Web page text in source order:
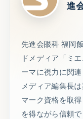
進
先進会眼科 福岡
ドメディア「ミ
ーマに視力に関
メディア編集長
マーク資格を取
を得ながら信頼